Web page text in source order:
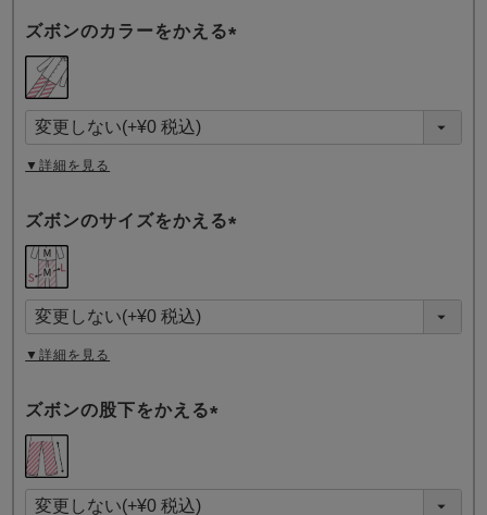
ズボンのカラーをかえる
須
)
▼詳細を見る
ズボンのサイズをかえる
須
)
▼詳細を見る
ズボンの股下をかえる
須